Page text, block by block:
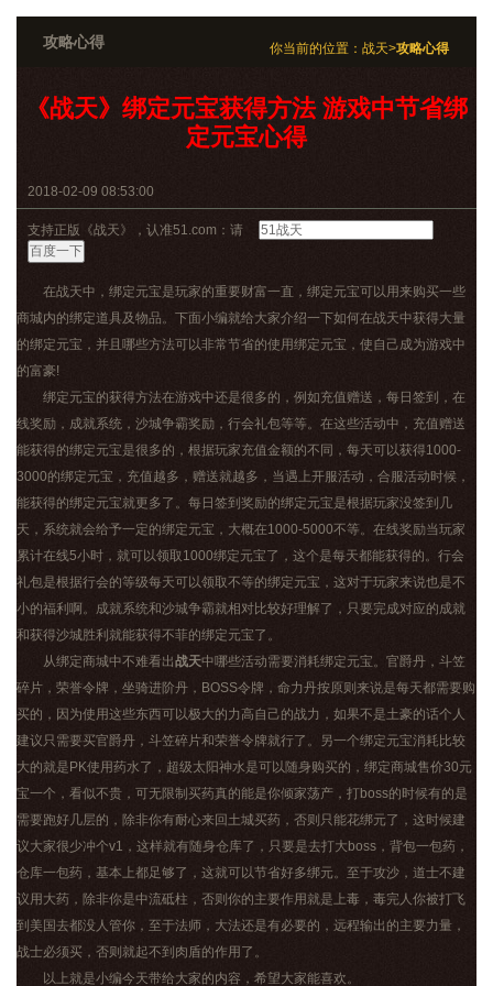
你当前的位置： 战天>攻略心得
攻略心得
《战天》绑定元宝获得方法 游戏中节省绑
定元宝心得
2018-02-09 08:53:00
支持正版《战天》，认准51.com：请
在战天中，绑定元宝是玩家的重要财富一直，绑定元宝可以用来购买一些
商城内的绑定道具及物品。下面小编就给大家介绍一下如何在战天中获得大量
的绑定元宝，并且哪些方法可以非常节省的使用绑定元宝，使自己成为游戏中
的富豪!
绑定元宝的获得方法在游戏中还是很多的，例如充值赠送，每日签到，在
线奖励，成就系统，沙城争霸奖励，行会礼包等等。在这些活动中，充值赠送
能获得的绑定元宝是很多的，根据玩家充值金额的不同，每天可以获得1000-
3000的绑定元宝，充值越多，赠送就越多，当遇上开服活动，合服活动时候，
能获得的绑定元宝就更多了。每日签到奖励的绑定元宝是根据玩家没签到几
天，系统就会给予一定的绑定元宝，大概在1000-5000不等。在线奖励当玩家
累计在线5小时，就可以领取1000绑定元宝了，这个是每天都能获得的。行会
礼包是根据行会的等级每天可以领取不等的绑定元宝，这对于玩家来说也是不
小的福利啊。成就系统和沙城争霸就相对比较好理解了，只要完成对应的成就
和获得沙城胜利就能获得不菲的绑定元宝了。
从绑定商城中不难看出战天中哪些活动需要消耗绑定元宝。官爵丹，斗笠
碎片，荣誉令牌，坐骑进阶丹，BOSS令牌，命力丹按原则来说是每天都需要购
买的，因为使用这些东西可以极大的力高自己的战力，如果不是土豪的话个人
建议只需要买官爵丹，斗笠碎片和荣誉令牌就行了。另一个绑定元宝消耗比较
大的就是PK使用药水了，超级太阳神水是可以随身购买的，绑定商城售价30元
宝一个，看似不贵，可无限制买药真的能是你倾家荡产，打boss的时候有的是
需要跑好几层的，除非你有耐心来回土城买药，否则只能花绑元了，这时候建
议大家很少冲个v1，这样就有随身仓库了，只要是去打大boss，背包一包药，
仓库一包药，基本上都足够了，这就可以节省好多绑元。至于攻沙，道士不建
议用大药，除非你是中流砥柱，否则你的主要作用就是上毒，毒完人你被打飞
到美国去都没人管你，至于法师，大法还是有必要的，远程输出的主要力量，
战士必须买，否则就起不到肉盾的作用了。
以上就是小编今天带给大家的内容，希望大家能喜欢。